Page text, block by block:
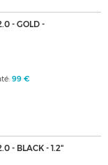
- GOLD -
99 €
- BLACK - 1.2"